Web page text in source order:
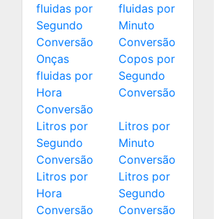
fluidas por
Segundo
Conversão
fluidas por
Minuto
Conversão
Onças
fluidas por
Hora
Conversão
Copos por
Segundo
Conversão
Litros por
Segundo
Conversão
Litros por
Minuto
Conversão
Litros por
Hora
Conversão
Litros por
Segundo
Conversão